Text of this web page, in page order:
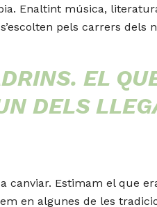
Enaltint música,
pels carrers dels
EL
DELS
canviar. Estimam el que
en algunes de les